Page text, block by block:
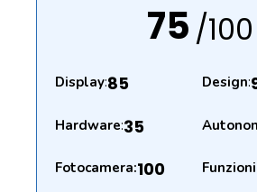
75 /100
Display:85 Design:
Hardware:35
Fotocamera:100